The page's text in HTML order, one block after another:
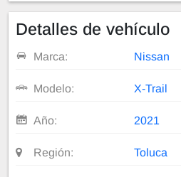
Detalles de vehículo
Marca: Nissan
Modelo: X-Trail
Año: 2021
Región: Toluca